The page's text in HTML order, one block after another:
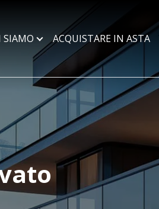
SIAMO ACQUISTARE IN ASTA